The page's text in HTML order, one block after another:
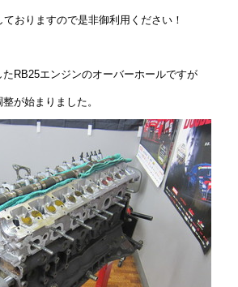
おりますので是非御利用ください！
RB25エンジンのオーバーホールですが
が始まりました。